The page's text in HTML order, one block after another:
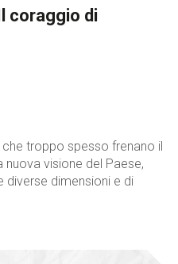
coraggio di
troppo spesso frenano il
visione del Paese,
diverse dimensioni e di